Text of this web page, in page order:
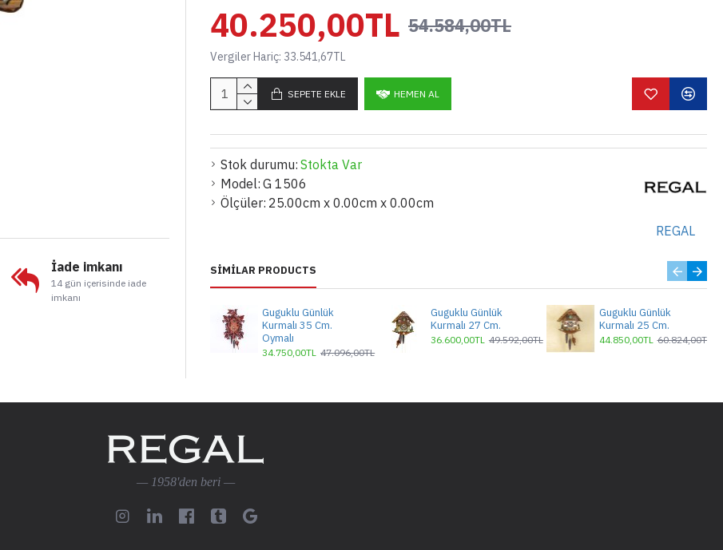
İade imkanı
14 gün içerisinde iade
imkanı
Stok durumu: Stokta Var
Model: G 1506
Ölçüler: 25.00cm x 0.00cm x 0.00cm
REGAL
40.250,00TL 54.584,00TL
Vergiler Hariç: 33.541,67TL
SEPETE EKLE HEMEN AL
SIMILAR PRODUCTS
Guguklu Günlük
Kurmalı 35 Cm.
Oymalı
34.750,00TL 47.096,00TL
Guguklu Günlük
Kurmalı 27 Cm.
36.600,00TL 49.592,00TL
Guguklu Günlük
Kurmalı 25 Cm.
44.850,00TL 60.824,00TL
— 1958'den beri —